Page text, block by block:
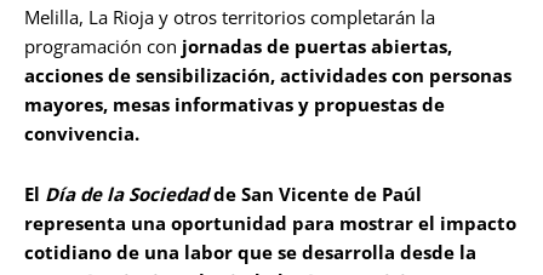
Melilla, La Rioja y otros territorios completarán la
programación con jornadas de puertas abiertas,
acciones de sensibilización, actividades con personas
mayores, mesas informativas y propuestas de
convivencia.
El Día de la Sociedadde San Vicente de Paúl
representa una oportunidad para mostrar el impacto
cotidiano de una labor que se desarrolla desde la